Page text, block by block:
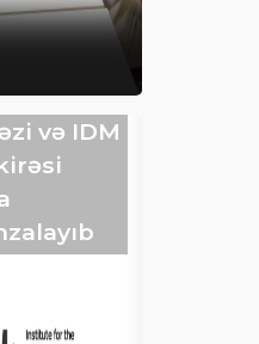
və IDM